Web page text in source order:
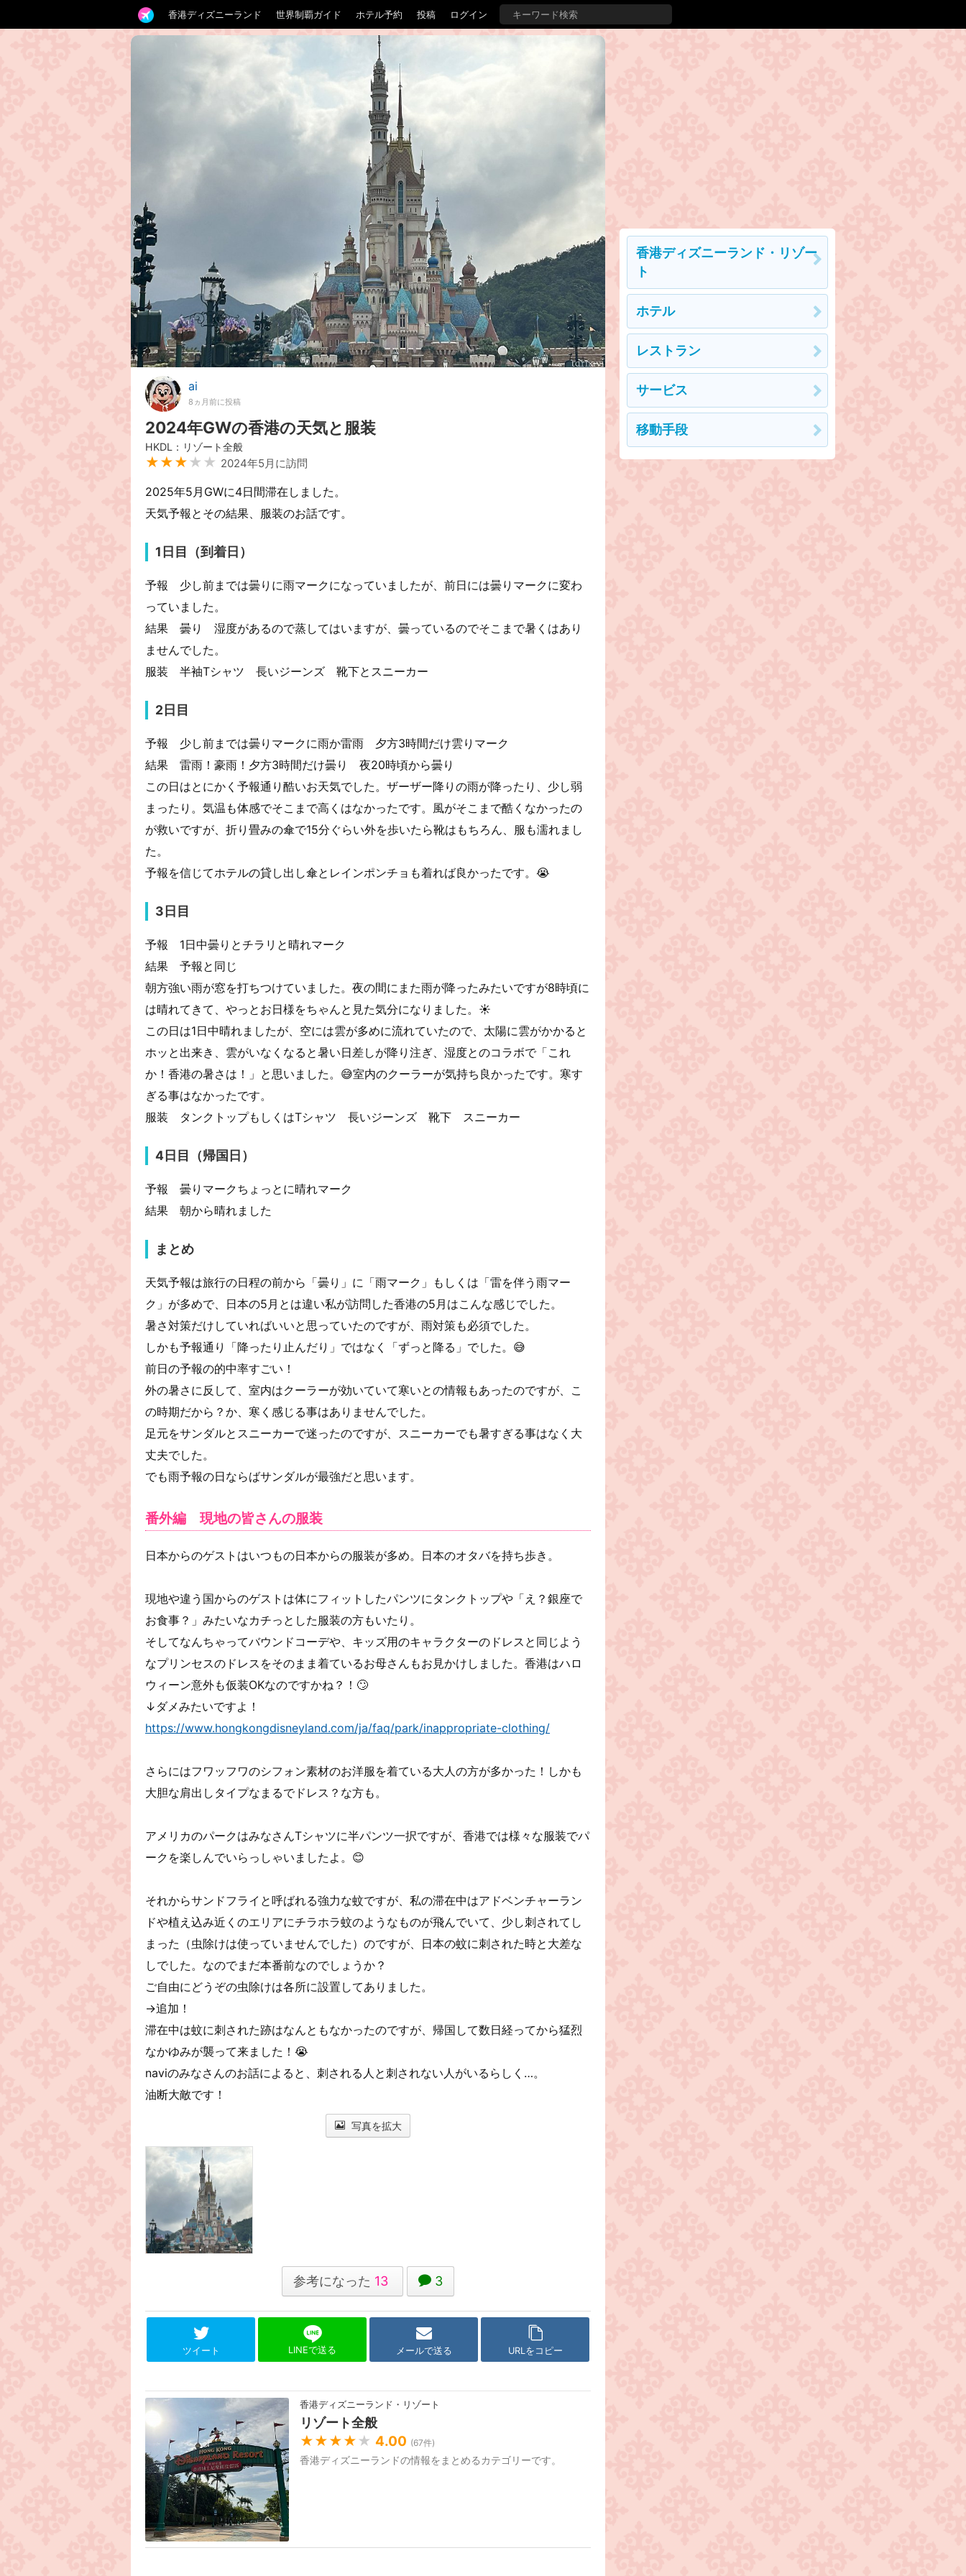
香港ディズニーランド 世界制覇ガイド ホテル予約 投稿 ログイン
ai
8ヵ月前に投稿
2024年GWの香港の天気と服装
HKDL：リゾート全般
★★★ ★★ 2024年5月に訪問
2025年5月GWに4日間滞在しました。
天気予報とその結果、服装のお話です。
1日目（到着日）
予報 少し前までは曇りに雨マークになっていましたが、前日には曇りマークに変わ
っていました。
結果 曇り 湿度があるので蒸してはいますが、曇っているのでそこまで暑くはあり
ませんでした。
服装 半袖Tシャツ 長いジーンズ 靴下とスニーカー
2日目
予報 少し前までは曇りマークに雨か雷雨 夕方3時間だけ雲りマーク
結果 雷雨！豪雨！夕方3時間だけ曇り 夜20時頃から曇り
この日はとにかく予報通り酷いお天気でした。ザーザー降りの雨が降ったり、少し弱
まったり。気温も体感でそこまで高くはなかったです。風がそこまで酷くなかったの
が救いですが、折り畳みの傘で15分ぐらい外を歩いたら靴はもちろん、服も濡れまし
た。
予報を信じてホテルの貸し出し傘とレインポンチョも着れば良かったです。😭
3日目
予報 1日中曇りとチラリと晴れマーク
結果 予報と同じ
朝方強い雨が窓を打ちつけていました。夜の間にまた雨が降ったみたいですが8時頃に
は晴れてきて、やっとお日様をちゃんと見た気分になりました。☀️
この日は1日中晴れましたが、空には雲が多めに流れていたので、太陽に雲がかかると
ホッと出来き、雲がいなくなると暑い日差しが降り注ぎ、湿度とのコラボで「これ
か！香港の暑さは！」と思いました。😅室内のクーラーが気持ち良かったです。寒す
ぎる事はなかったです。
服装 タンクトップもしくはTシャツ 長いジーンズ 靴下 スニーカー
4日目（帰国日）
予報 曇りマークちょっとに晴れマーク
結果 朝から晴れました
まとめ
天気予報は旅行の日程の前から「曇り」に「雨マーク」もしくは「雷を伴う雨マー
ク」が多めで、日本の5月とは違い私が訪問した香港の5月はこんな感じでした。
暑さ対策だけしていればいいと思っていたのですが、雨対策も必須でした。
しかも予報通り「降ったり止んだり」ではなく「ずっと降る」でした。😅
前日の予報の的中率すごい！
外の暑さに反して、室内はクーラーが効いていて寒いとの情報もあったのですが、こ
の時期だから？か、寒く感じる事はありませんでした。
足元をサンダルとスニーカーで迷ったのですが、スニーカーでも暑すぎる事はなく大
丈夫でした。
でも雨予報の日ならばサンダルが最強だと思います。
番外編 現地の皆さんの服装
日本からのゲストはいつもの日本からの服装が多め。日本のオタバを持ち歩き。
現地や違う国からのゲストは体にフィットしたパンツにタンクトップや「え？銀座で
お食事？」みたいなカチっとした服装の方もいたり。
そしてなんちゃってバウンドコーデや、キッズ用のキャラクターのドレスと同じよう
なプリンセスのドレスをそのまま着ているお母さんもお見かけしました。香港はハロ
ウィーン意外も仮装OKなのですかね？！🙄
↓ダメみたいですよ！
https://www.hongkongdisneyland.com/ja/faq/park/inappropriate-clothing/
さらにはフワッフワのシフォン素材のお洋服を着ている大人の方が多かった！しかも
大胆な肩出しタイプなまるでドレス？な方も。
アメリカのパークはみなさんTシャツに半パンツ一択ですが、香港では様々な服装でパ
ークを楽しんでいらっしゃいましたよ。😊
それからサンドフライと呼ばれる強力な蚊ですが、私の滞在中はアドベンチャーラン
ドや植え込み近くのエリアにチラホラ蚊のようなものが飛んでいて、少し刺されてし
まった（虫除けは使っていませんでした）のですが、日本の蚊に刺された時と大差な
しでした。なのでまだ本番前なのでしょうか？
ご自由にどうぞの虫除けは各所に設置してありました。
→追加！
滞在中は蚊に刺された跡はなんともなかったのですが、帰国して数日経ってから猛烈
なかゆみが襲って来ました！😭
naviのみなさんのお話によると、刺される人と刺されない人がいるらしく…。
油断大敵です！
写真を拡大
参考になった 13 3
ツイート LINEで送る メールで送る URLをコピー
香港ディズニーランド・リゾート
リゾート全般
★★★★ ★ 4.00 (67件)
香港ディズニーランドの情報をまとめるカテゴリーです。
香港ディズニーランド・リゾー
ト
ホテル
レストラン
サービス
移動手段